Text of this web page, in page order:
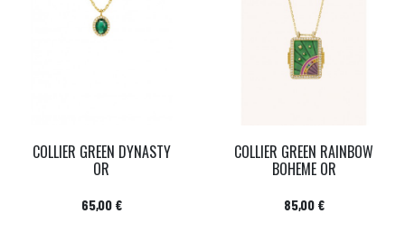
COLLIER GREEN DYNASTY
OR
Prix
65,00 €
COLLIER GREEN RAINBOW
BOHEME OR
Prix
85,00 €